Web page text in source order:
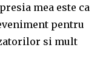
mea este ca
pentru
si mult